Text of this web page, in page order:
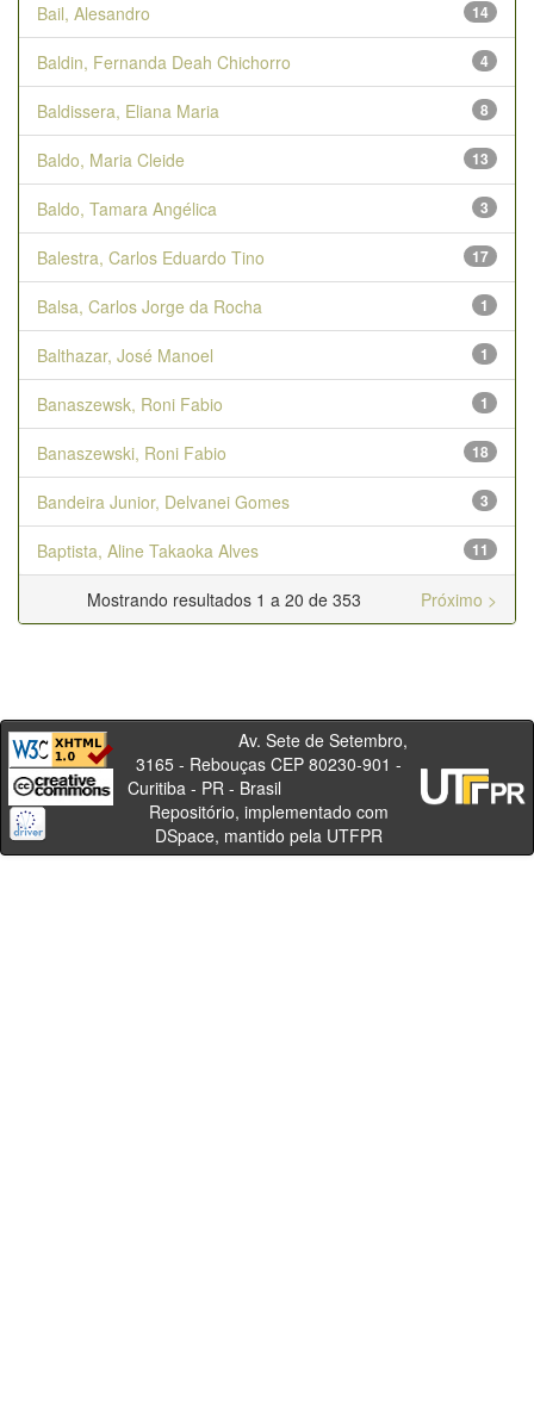
Bail, Alesandro 14
Baldin, Fernanda Deah Chichorro 4
Baldissera, Eliana Maria 8
Baldo, Maria Cleide 13
Baldo, Tamara Angélica 3
Balestra, Carlos Eduardo Tino 17
Balsa, Carlos Jorge da Rocha 1
Balthazar, José Manoel 1
Banaszewsk, Roni Fabio 1
Banaszewski, Roni Fabio 18
Bandeira Junior, Delvanei Gomes 3
Baptista, Aline Takaoka Alves 11
Mostrando resultados 1 a 20 de 353 Próximo >
Av. Sete de Setembro,
3165 - Rebouças CEP 80230-901 -
Curitiba - PR - Brasil
Repositório, implementado com
DSpace, mantido pela UTFPR